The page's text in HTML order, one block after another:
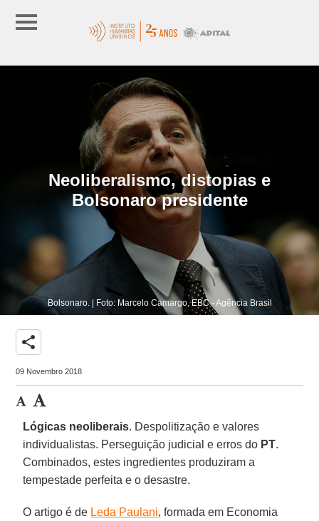
Neoliberalismo, distopias e
Bolsonaro presidente
Bolsonaro. | Foto: Marcelo Camargo, EBC - Agência Brasil
share
09 Novembro 2018
Lógicas neoliberais. Despolitização e valores
individualistas. Perseguição judicial e erros do PT.
Combinados, estes ingredientes produziram a
tempestade perfeita e o desastre.
O artigo é de Leda Paulani, formada em Economia